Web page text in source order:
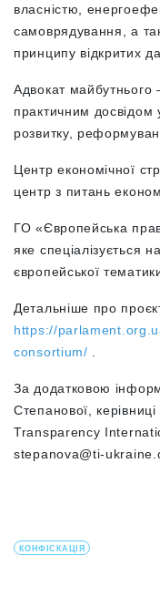
власністю,
самоврядування, а
принципу відкритих
Адвокат майбутнього
практичним досвідом
розвитку,
Центр економічної
центр з питань
ГО «Європейська
яке спеціалізується
європейської
Детальніше про
https://
consortium/
За додатковою
Степанової, керівниці
Transparency
stepanova@ti-
КОНФІСКАЦІЯ